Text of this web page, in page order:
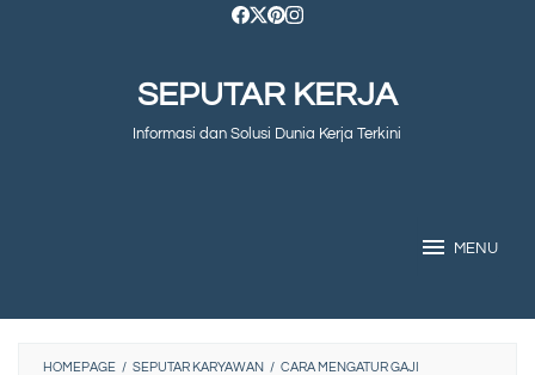
SEPUTAR KERJA
Informasi dan Solusi Dunia Kerja Terkini
MENU
HOMEPAGE / SEPUTAR KARYAWAN / CARA MENGATUR GAJI